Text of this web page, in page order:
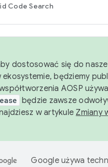
Code Search
dostosować się do
będziemy
AOSP
będzie zawsze
w artykule Zmiany
Google używa